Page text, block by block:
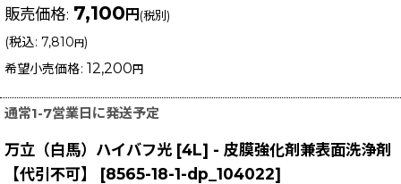
販売価格: 7,100 円 (税別)
(税込: 7,810円)
希望小売価格: 12,200 円
通常1-7営業日に発送予定
万立（白馬）ハイバフ光 [4L] - 皮膜強化剤兼表面洗浄剤
【代引不可】
[8565-18-1-dp_104022]